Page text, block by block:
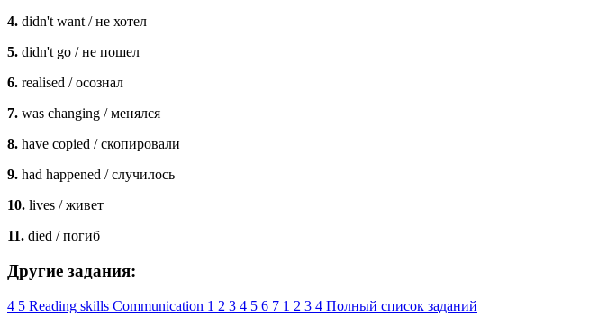
4. didn't want / не хотел
5. didn't go / не пошел
6. realised / осознал
7. was changing / менялся
8. have copied / скопировали
9. had happened / случилось
10. lives / живет
11. died / погиб
Другие задания:
4 5 Reading skills Communication 1 2 3 4 5 6 7 1 2 3 4 Полный список заданий